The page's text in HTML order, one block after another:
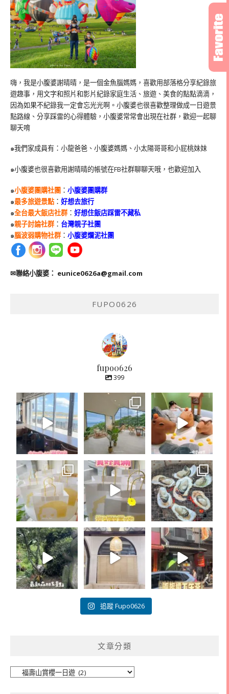
嗨，我是小腹婆謝晴晴，是一個金魚腦媽媽，喜歡用部落格分享紀錄旅
遊趣事，用文字和照片和影片紀錄家庭生活、旅遊、美食的點點滴滴，
因為如果不紀錄我一定會忘光光啊。小腹婆也很喜歡整理做成一日遊景
點路線、分享踩雷的心得體驗，小腹婆常常會出現在社群，歡迎一起聊
聊天唷
๑我們家成員有：小龍爸爸、小腹婆媽媽、小太陽哥哥和小屁桃妹妹
๑小腹婆也很喜歡用謝晴晴的帳號在FB社群聊聊天哦，也歡迎加入
๑小腹婆團購社團 ： 小腹婆團購群
๑最多旅遊景點： 好想去旅行
๑全台最大飯店社群： 好想住飯店踩雷不藏私
๑親子討論社群： 台灣親子社團
๑腦波弱購物社群： 小腹婆爛泥社團
✉聯絡小腹婆： eunice0626a@gmail.com
FUPO0626
fupo0626
399
追蹤 Fupo0626
文章分類